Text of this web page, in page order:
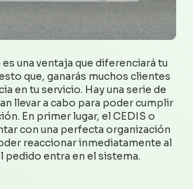
es una ventaja que diferenciará tu
que, ganarás muchos clientes
en tu servicio. Hay una serie de
llevar a cabo para poder cumplir
En primer lugar, el CEDIS o
con una perfecta organización
reaccionar inmediatamente al
pedido entra en el sistema.